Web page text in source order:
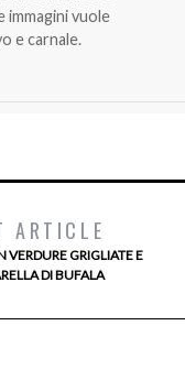
vuole
e carnale.
ARTICLE
VERDURE GRIGLIATE E
DI BUFALA